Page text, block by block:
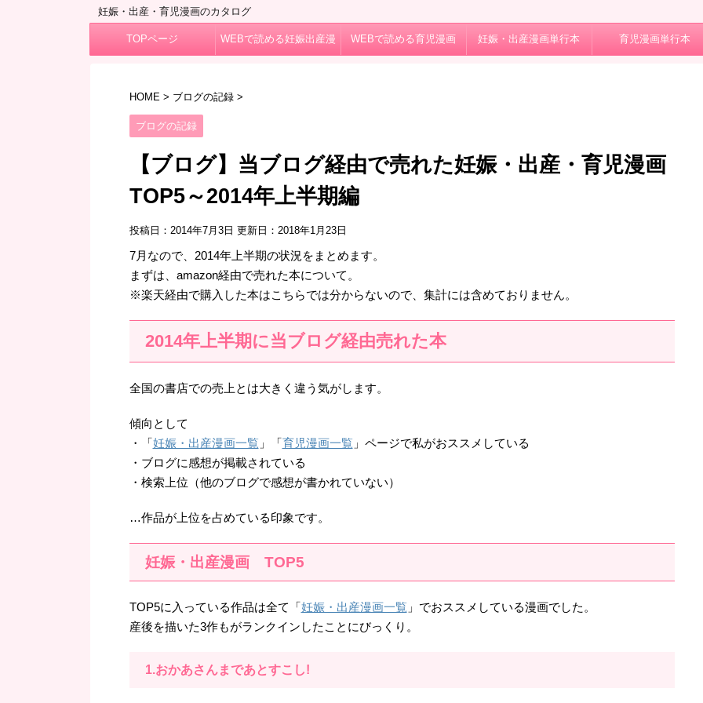
妊娠・出産・育児漫画のカタログ
TOPページ WEBで読める妊娠出産漫 WEBで読める育児漫画 妊娠・出産漫画単行本 育児漫画単行本
HOME> ブログの記録 >
ブログの記録
【ブログ】当ブログ経由で売れた妊娠・出産・育児漫画
TOP5～2014年上半期編
投稿日：2014年7月3日 更新日： 2018年1月23日
7月なので、2014年上半期の状況をまとめます。
まずは、amazon経由で売れた本について。
※楽天経由で購入した本はこちらでは分からないので、集計には含めておりません。
2014年上半期に当ブログ経由売れた本
全国の書店での売上とは大きく違う気がします。
傾向として
・「妊娠・出産漫画一覧 」「育児漫画一覧 」ページで私がおススメしている
・ブログに感想が掲載されている
・検索上位（他のブログで感想が書かれていない）
…作品が上位を占めている印象です。
妊娠・出産漫画 TOP5
TOP5に入っている作品は全て「妊娠・出産漫画一覧 」でおススメしている漫画でした。
産後を描いた3作もがランクインしたことにびっくり。
1.おかあさんまであとすこし!